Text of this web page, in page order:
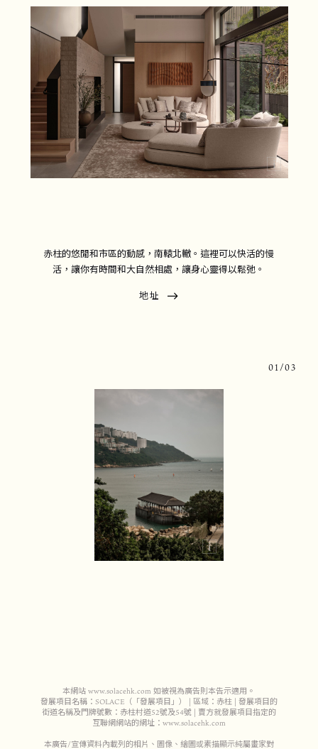
赤柱的悠閒和市區的動感，南轅北轍。這裡可以快活的慢
活，讓你有時間和大自然相處，讓身心靈得以鬆弛。
地址
01/03
本網站 www.solacehk.com 如被視為廣告則本告示適用。
發展項目名稱：SOLACE（「發展項目」） | 區域：赤柱 | 發展項目的
街道名稱及門牌號數：赤柱村道52號及54號 | 賣方就發展項目指定的
互聯網網站的網址：www.solacehk.com
本廣告/宣傳資料內載列的相片、圖像、繪圖或素描顯示純屬畫家對